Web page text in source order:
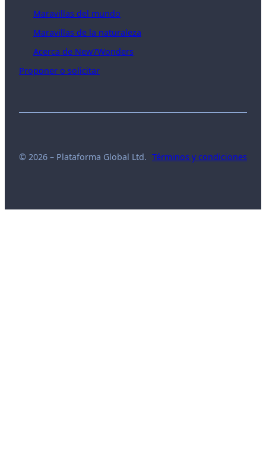
Maravillas del mundo
Maravillas de la naturaleza
Acerca de New7Wonders
Proponer o solicitar
© 2026 – Plataforma Global Ltd. Términos y condiciones